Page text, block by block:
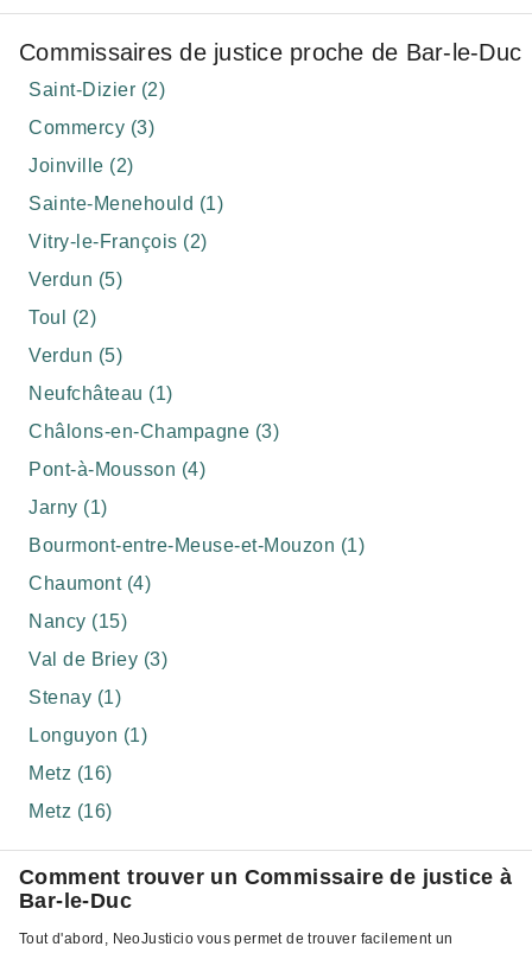
Commissaires de justice proche de Bar-le-Duc
Saint-Dizier (2)
Commercy (3)
Joinville (2)
Sainte-Menehould (1)
Vitry-le-François (2)
Verdun (5)
Toul (2)
Verdun (5)
Neufchâteau (1)
Châlons-en-Champagne (3)
Pont-à-Mousson (4)
Jarny (1)
Bourmont-entre-Meuse-et-Mouzon (1)
Chaumont (4)
Nancy (15)
Val de Briey (3)
Stenay (1)
Longuyon (1)
Metz (16)
Metz (16)
Comment trouver un Commissaire de justice à
Bar-le-Duc
Tout d'abord, NeoJusticio vous permet de trouver facilement un